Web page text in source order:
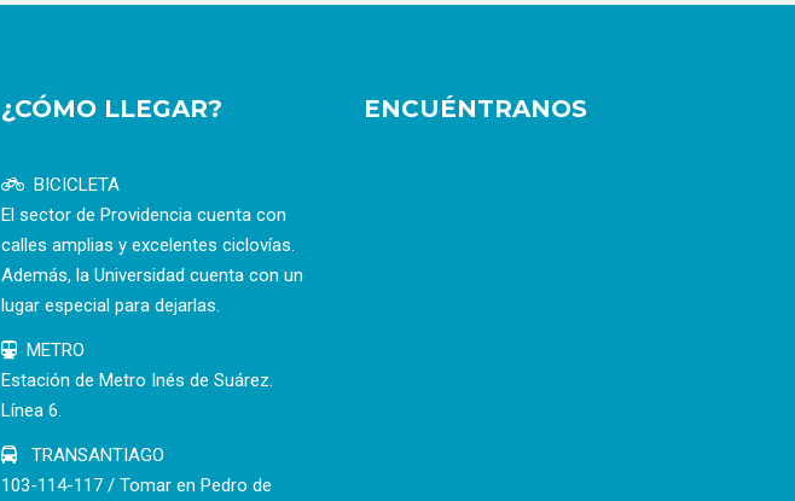
¿CÓMO LLEGAR?
BICICLETA
El sector de Providencia cuenta con
calles amplias y excelentes ciclovías.
Además, la Universidad cuenta con un
lugar especial para dejarlas.
METRO
Estación de Metro Inés de Suárez.
Línea 6.
TRANSANTIAGO
103-114-117 / Tomar en Pedro de
ENCUÉNTRANOS